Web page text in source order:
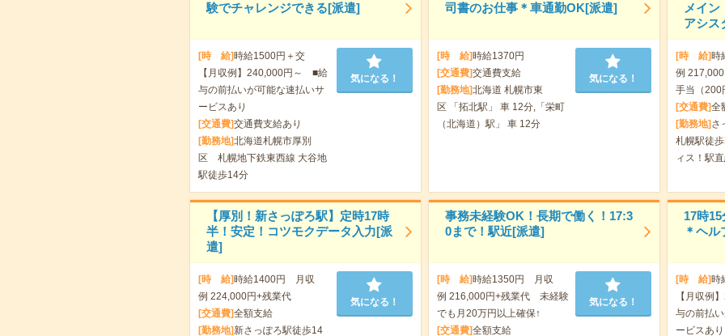
験でチャレンジできる[派遣]
[時 給]時給1500円＋交
【月収例】240,000円～ ■給
与の前払いが可能な速払いサ
ービスあり
[交通費]交通費支給あり
[勤務地]北海道札幌市厚別
区 札幌地下鉄東西線 大谷地
駅徒歩14分
気になる！
司書のお仕事＊車通勤OK[派遣]
[時 給]時給1370円
[交通費]交通費支給
[勤務地]北海道 札幌市東
区 「拓北駅」 車 12分,「栄町
（北海道）駅」 車 12分
気になる！
メイン
アシス
[時 給]時
例
手当（200
[交通費]全
[勤務地] さ
札幌駅徒
ィス！駅
【厚別！新さっぽろ駅】定時17時
半！安定！コツモクデータ入力[派
遣]
[時 給]時給1400円 月収
例 224,000円+残業代
[交通費]全額支給
[勤務地]新さっぽろ駅徒歩14
気になる！
事務未経験OK！長期で働く！17:3
0まで！駅近[派遣]
[時 給]時給1350円 月収
例 216,000円+残業代 未経験
でも月20万円以上確保↑
[交通費]全額支給
気になる！
17時
＊ヘ
[時 給]時
【月収例
与の前払
ービスあり